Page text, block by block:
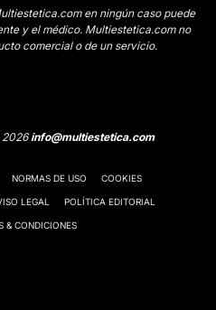
en ningún caso puede
y el médico. Multiestetica.com no
comercial o de un servicio.
2026info@multiestetica.com
NORMAS DE USO COOKIES
LEGAL POLÍTICA EDITORIAL
& CONDICIONES